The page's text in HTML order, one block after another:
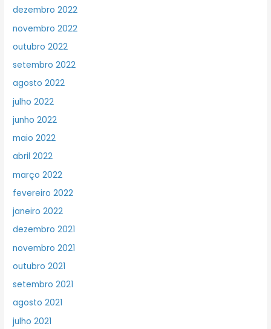
dezembro 2022
novembro 2022
outubro 2022
setembro 2022
agosto 2022
julho 2022
junho 2022
maio 2022
abril 2022
março 2022
fevereiro 2022
janeiro 2022
dezembro 2021
novembro 2021
outubro 2021
setembro 2021
agosto 2021
julho 2021